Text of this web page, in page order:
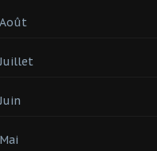
Août
Juillet
Juin
Mai